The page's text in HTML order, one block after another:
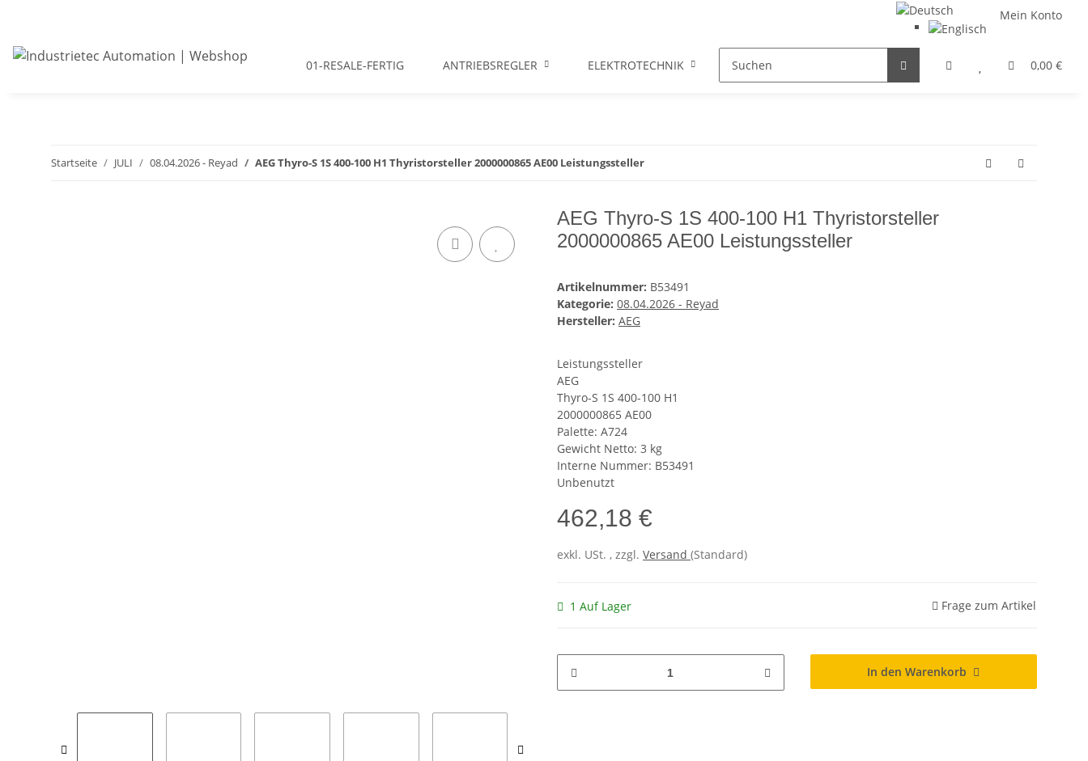
Mein Konto
0,00 €
01-RESALE-FERTIG ANTRIEBSREGLER ELEKTROTECHNIK FILTER / DROSSEL GETRIEBEMOTOREN HYDRAULIK
Startseite JULI 08.04.2026 - Reyad AEG Thyro-S 1S 400-100 H1 Thyristorsteller 2000000865 AE00 Leistungssteller
AEG Thyro-S 1S 400-100 H1 Thyristorsteller
2000000865 AE00 Leistungssteller
Artikelnummer: B53491
Kategorie: 08.04.2026 - Reyad
Hersteller: AEG
Leistungssteller
AEG
Thyro-S 1S 400-100 H1
2000000865 AE00
Palette: A724
Gewicht Netto: 3 kg
Interne Nummer: B53491
Unbenutzt
462,18 €
exkl. USt. , zzgl. Versand (Standard)
1 Auf Lager Frage zum Artikel
In den Warenkorb